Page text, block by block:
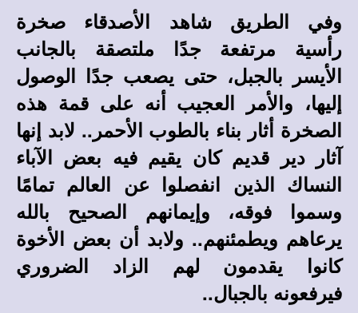
وفي الطريق شاهد الأصدقاء صخرة
رأسية مرتفعة جدًا ملتصقة بالجانب
الأيسر بالجبل، حتى يصعب جدًا الوصول
إليها، والأمر العجيب أنه على قمة هذه
الصخرة أثار بناء بالطوب الأحمر.. لابد إنها
آثار دير قديم كان يقيم فيه بعض الآباء
النساك الذين انفصلوا عن العالم تمامًا
وسموا فوقه، وإيمانهم الصحيح بالله
يرعاهم ويطمئنهم.. ولابد أن بعض الأخوة
كانوا يقدمون لهم الزاد الضروري
فيرفعونه بالجبال..